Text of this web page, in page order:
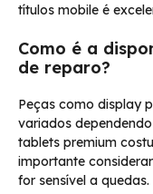
títulos mobile é
Como é a
de reparo?
Peças como display
variados
tablets premium
importante
for sensível a quedas.